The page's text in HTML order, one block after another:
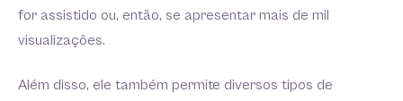
for assistido ou, então, se apresentar mais de mil
visualizações.
Além disso, ele também permite diversos tipos de